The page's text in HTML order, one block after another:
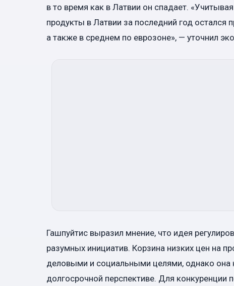
в то время как в Латвии он спадает.
продукты в Латвии за последний год
а также в среднем по еврозоне», — уточнил
Гашпуйтис выразил мнение, что идея
разумных инициатив. Корзина низких цен на
деловыми и социальными целями, однако она
долгосрочной перспективе. Для